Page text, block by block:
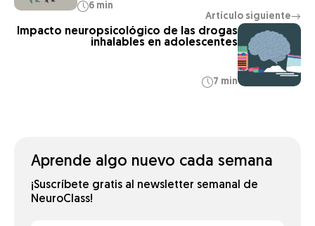
6 min
Artículo siguiente→
Impacto neuropsicológico de las drogas
inhalables en adolescentes
7 min
Aprende algo nuevo cada semana
¡Suscríbete gratis al newsletter semanal de
NeuroClass!